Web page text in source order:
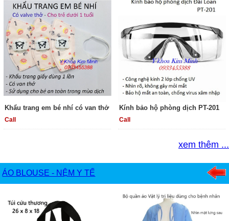
Khẩu trang em bé nhí có van thở
Call
Kính bảo hộ phòng dịch PT-201
Call
xem thêm ...
ÁO BLOUSE - NỆM Y TẾ